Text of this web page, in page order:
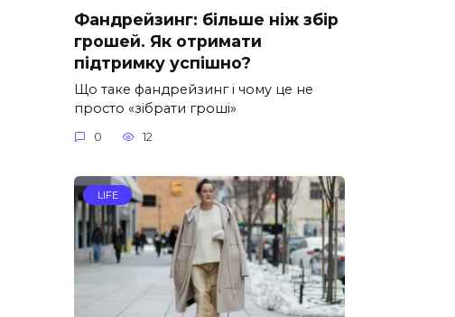
Фандрейзинг: більше ніж збір
грошей. Як отримати
підтримку успішно?
Що таке фандрейзинг і чому це не
просто «зібрати гроші»
0 12
LIFE